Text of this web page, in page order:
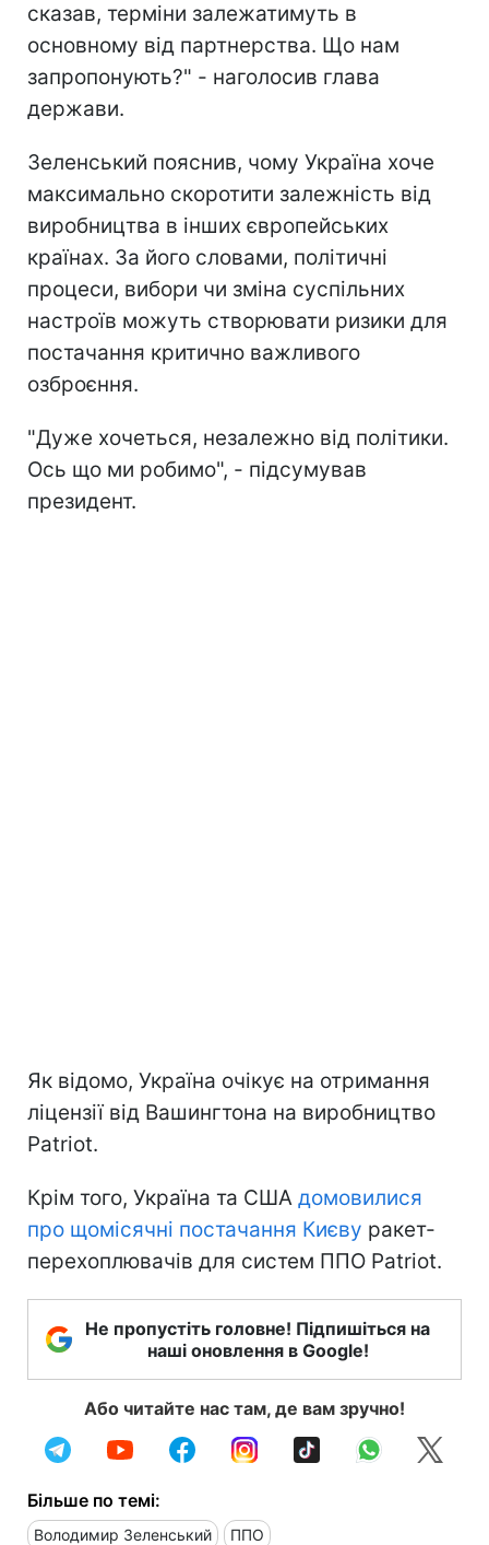
сказав, терміни залежатимуть в
основному від партнерства. Що нам
запропонують?" - наголосив глава
держави.
Зеленський пояснив, чому Україна хоче
максимально скоротити залежність від
виробництва в інших європейських
країнах. За його словами, політичні
процеси, вибори чи зміна суспільних
настроїв можуть створювати ризики для
постачання критично важливого
озброєння.
"Дуже хочеться, незалежно від політики.
Ось що ми робимо", - підсумував
президент.
Як відомо, Україна очікує на отримання
ліцензії від Вашингтона на виробництво
Patriot.
Крім того, Україна та США домовилися
про щомісячні постачання Києву ракет-
перехоплювачів для систем ППО Patriot.
Не пропустіть головне! Підпишіться на
наші оновлення в Google!
Або читайте нас там, де вам зручно!
Більше по темі:
Володимир Зеленський ППО